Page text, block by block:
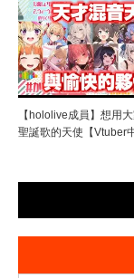
【hololive成員】想用
聖誕歌的天使【Vtuber